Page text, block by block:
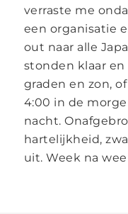
verraste me
een organisatie
out naar alle
stonden klaar
graden en zon,
4:00 in de
nacht.
hartelijkheid,
uit. Week na